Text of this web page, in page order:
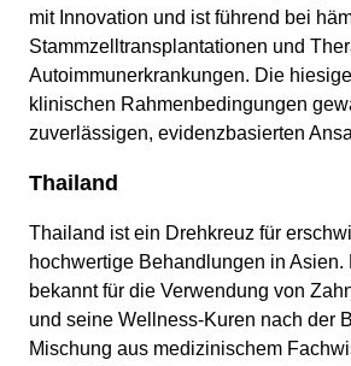
mit Innovation und ist führend bei
Stammzelltransplantationen und
Autoimmunerkrankungen. Die
klinischen Rahmenbedingungen
zuverlässigen, evidenzbasierten
Thailand
Thailand ist ein Drehkreuz für
hochwertige Behandlungen in Asien.
bekannt für die Verwendung von
und seine Wellness-Kuren nach der
Mischung aus medizinischem